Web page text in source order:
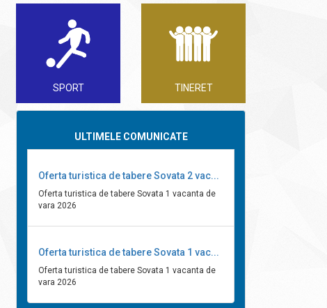
SPORT TINERET
ULTIMELE COMUNICATE
Oferta turistica de tabere Sovata 2 vac...
Oferta turistica de tabere Sovata 1 vacanta de
vara 2026
Oferta turistica de tabere Sovata 1 vac...
Oferta turistica de tabere Sovata 1 vacanta de
vara 2026